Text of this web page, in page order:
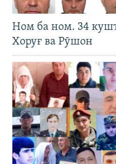
Ном ба ном. 34
Хоруғ ва Рӯшон